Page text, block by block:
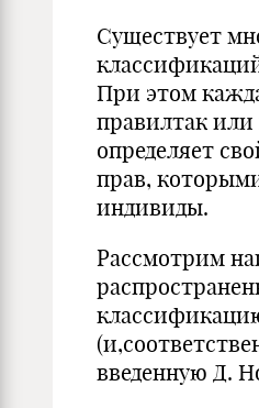
Существует
При этом
правилтак или
определяет
прав,
индивиды.
Рассмотрим
введенную Д.